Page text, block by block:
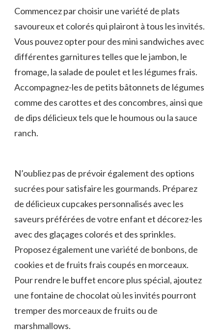
Commencez par choisir une variété de plats
savoureux et colorés qui plairont à tous‍ les invités.‌
Vous⁣ pouvez‌ opter pour des mini sandwiches avec
différentes​ garnitures‍ telles que le jambon,⁤ le
fromage, la⁢ salade ⁣de poulet et les légumes frais.
Accompagnez-les de ​petits⁣ bâtonnets ⁢de légumes
comme des​ carottes et des concombres, ainsi que
de dips‌ délicieux tels que le ​houmous ou la sauce
⁤ranch.
N’oubliez‌ pas ⁤de prévoir également des options
sucrées pour satisfaire ​les⁤ gourmands. Préparez
de délicieux cupcakes personnalisés avec les‍
saveurs préférées⁢ de⁤ votre ⁢enfant et décorez-les
avec des glaçages ​colorés et ​des sprinkles.
‍Proposez également‍ une variété​ de bonbons, de‍
cookies et de⁣ fruits frais⁤ coupés‌ en morceaux.
Pour rendre le⁣ buffet encore plus spécial, ajoutez
une fontaine ⁢de ⁣chocolat où les invités​ pourront
tremper des morceaux ‌de fruits ⁤ou de
marshmallows.